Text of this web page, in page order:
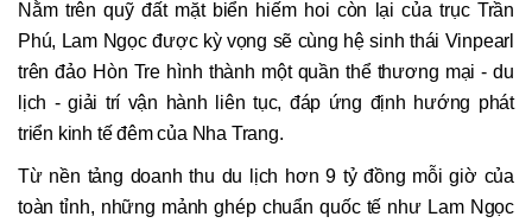
Nằm trên quỹ đất mặt biển hiếm hoi còn lại của trục Trần
Phú, Lam Ngọc được kỳ vọng sẽ cùng hệ sinh thái Vinpearl
trên đảo Hòn Tre hình thành một quần thể thương mại - du
lịch - giải trí vận hành liên tục, đáp ứng định hướng phát
triển kinh tế đêm của Nha Trang.
Từ nền tảng doanh thu du lịch hơn 9 tỷ đồng mỗi giờ của
toàn tỉnh, những mảnh ghép chuẩn quốc tế như Lam Ngọc